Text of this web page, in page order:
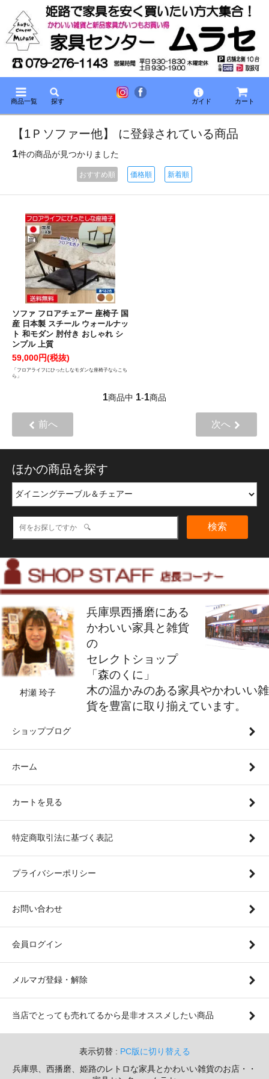
商品一覧 探す ガイド カート
【1Ｐソファー他】 に登録されている商品
1件の商品が見つかりました
おすすめ順 価格順 新着順
ソファ フロアチェアー 座椅子 国
産 日本製 スチール ウォールナッ
ト 和モダン 肘付き おしゃれ シ
ンプル 上質
59,000円(税抜)
「フロアライフにひったしなモダンな座椅子ならこち
ら」
1商品中 1-1商品
前へ 次へ
ほかの商品を探す
検索
村瀬 玲子
兵庫県西播磨にある
かわいい家具と雑貨
の
セレクトショップ
「森のくに」
木の温かみのある家具やかわいい雑
貨を豊富に取り揃えています。
ショップブログ
ホーム
カートを見る
特定商取引法に基づく表記
プライバシーポリシー
お問い合わせ
会員ログイン
メルマガ登録・解除
当店でとっても売れてるから是非オススメしたい商品
表示切替 : PC版に切り替える
兵庫県、西播磨、姫路のレトロな家具とかわいい雑貨のお店・・